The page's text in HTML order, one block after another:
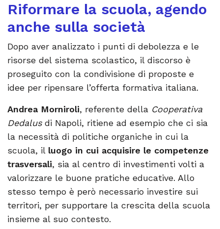
Riformare la scuola, agendo
anche sulla società
Dopo aver analizzato i punti di debolezza e le
risorse del sistema scolastico, il discorso è
proseguito con la condivisione di proposte e
idee per ripensare l’offerta formativa italiana.
Andrea Morniroli, referente della Cooperativa
Dedalusdi Napoli, ritiene ad esempio che ci sia
la necessità di politiche organiche in cui la
scuola, il luogo in cui acquisire le competenze
trasversali, sia al centro di investimenti volti a
valorizzare le buone pratiche educative. Allo
stesso tempo è però necessario investire sui
territori, per supportare la crescita della scuola
insieme al suo contesto.